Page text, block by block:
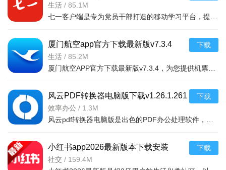
v2.3.3 2026手机版
生活 / 85.1M
厦门航空app官方下载最新版v7.3.4
2026安卓版
生活 / 85.2M
下载
风云PDF转换器电脑版下载v1.26.1.261
专业PDF批量转换办公处理工具
效率办公 / 1.3M
下载
小红书app2026最新版本下载安装
v9.41.0安卓版
社交 / 159.4M
下载